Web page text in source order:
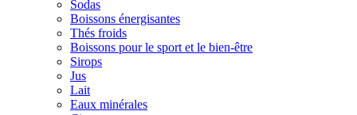
Sodas
Boissons énergisantes
Thés froids
Boissons pour le sport et le bien-être
Sirops
Jus
Lait
Eaux minérales